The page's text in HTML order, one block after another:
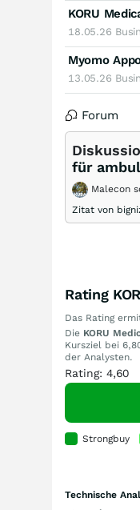
18.05.26
Myomo
13.05.26
Forum
für
Malecon
Zitat von
Rating
Das Rating
Die KORU
Kursziel bei
der Analysten.
Rating: 4,60
Strongbuy
Technische